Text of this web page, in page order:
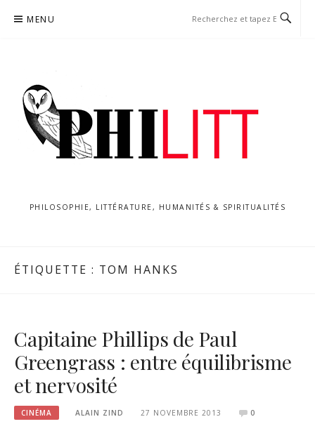
MENU
PHILOSOPHIE, LITTÉRATURE, HUMANITÉS & SPIRITUALITÉS
ÉTIQUETTE : TOM HANKS
Capitaine Phillips de Paul
Greengrass : entre équilibrisme
et nervosité
CINÉMA ALAIN ZIND 27 NOVEMBRE 2013 0